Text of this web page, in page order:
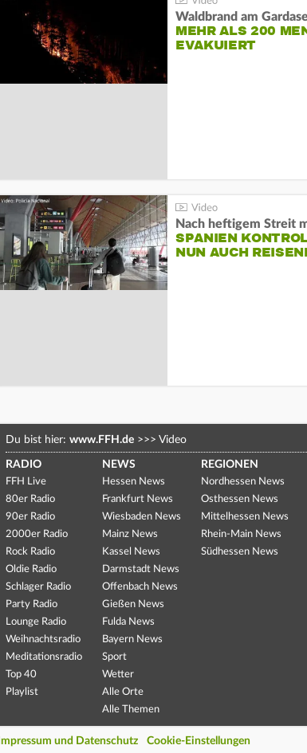
Waldbrand am
MEHR ALS 200
EVAKUIERT
Nach heftigem Streit
SPANIEN
NUN AUCH
Du bist hier: www.FFH.de >>> Video
RADIO
FFH Live
80er Radio
90er Radio
2000er Radio
Rock Radio
Oldie Radio
Schlager Radio
Party Radio
Lounge Radio
Weihnachtsradio
Meditationsradio
Top 40
Playlist
NEWS
Hessen News
Frankfurt News
Wiesbaden News
Mainz News
Kassel News
Darmstadt News
Offenbach News
Gießen News
Fulda News
Bayern News
Sport
Wetter
Alle Orte
Alle Themen
REGIONEN
Nordhessen News
Osthessen News
Mittelhessen News
Rhein-Main News
Südhessen News
Impressum und Datenschutz Cookie-Einstellungen